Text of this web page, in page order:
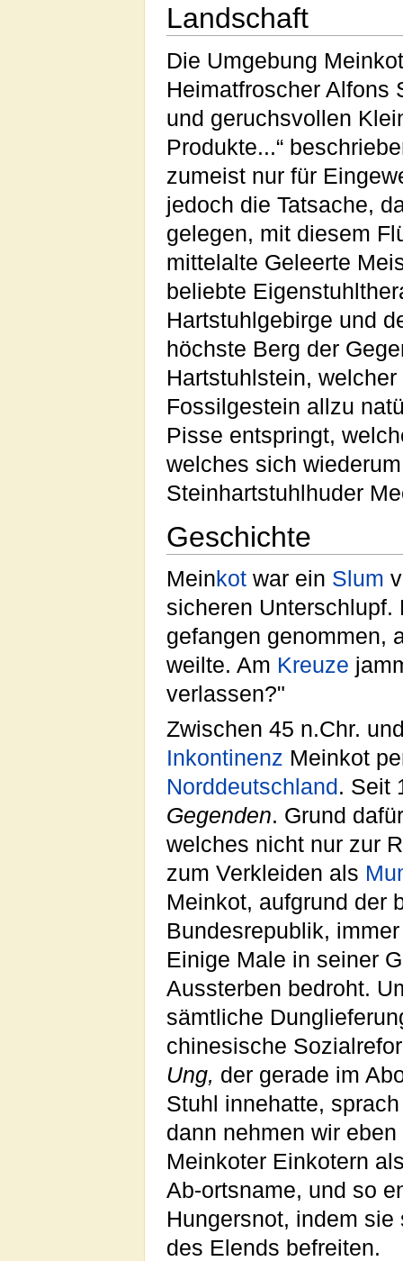
Landschaft
Die Umgebung
Heimatfroscher Alfons
und geruchsvollen
Produkte...“
zumeist nur für
jedoch die Tatsache,
gelegen, mit diesem
mittelalte Geleerte
beliebte
Hartstuhlgebirge und
höchste Berg der
Hartstuhlstein,
Fossilgestein allzu
Pisse entspringt,
welches sich
Steinhartstuhlhuder
Geschichte
Meinkot war ein Slum
sicheren
gefangen genommen,
weilte. Am Kreuze
verlassen?"
Zwischen 45 n.Chr.
Inkontinenz Meinkot
Norddeutschland. Seit
Gegenden. Grund
welches nicht nur zur
zum Verkleiden als
Meinkot, aufgrund der
Bundesrepublik,
Einige Male in seiner
Aussterben bedroht.
sämtliche
chinesische
Ung, der gerade im
Stuhl innehatte,
dann nehmen wir eben
Meinkoter Einkotern
Ab-ortsname, und so
Hungersnot, indem
des Elends befreiten.